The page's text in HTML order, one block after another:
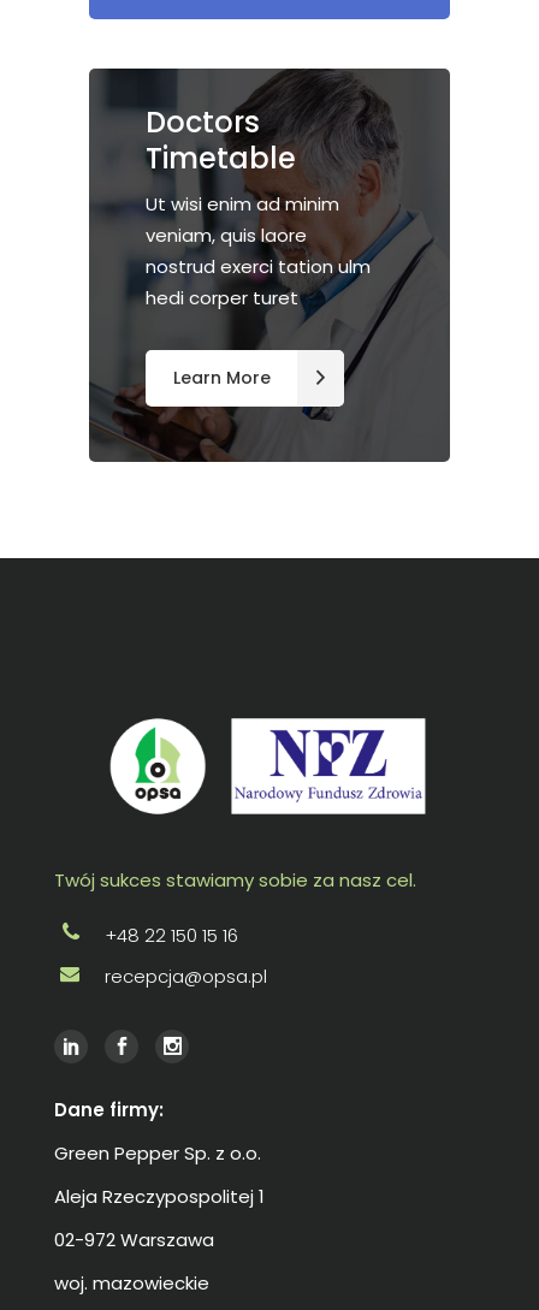
Doctors
Timetable
Ut wisi enim ad minim
veniam, quis laore
nostrud exerci tation ulm
hedi corper turet
Learn More
Twój sukces stawiamy sobie za nasz cel.
+48 22 150 15 16
recepcja@opsa.pl
Dane firmy:
Green Pepper Sp. z o.o.
Aleja Rzeczypospolitej 1
02-972 Warszawa
woj. mazowieckie